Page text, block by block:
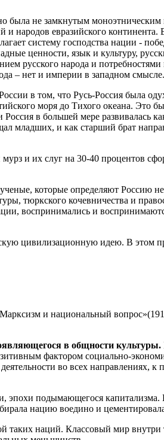
была не замкнутым моноэтническим
и народов евразийского
систему господства нации -
ценности, язык и культуру,
русского народа и
– нет и империи в западном смысле.
в том, что Русь-Россия была
моря до Тихого океана. Это
в большей мере развивалась
младших, и как старший брат
и их слуг на 30-40 процентов
которые определяют Россию
тюркского кочевничества и
воспринимались и воспринимаются
цивилизационную идею. В этом
и национальный
в общности культуры.
фактором социально-
во всех направлениях, к
эпохи подымающегося капитализма.
нацию воедино и
таких наций. Классовый мир